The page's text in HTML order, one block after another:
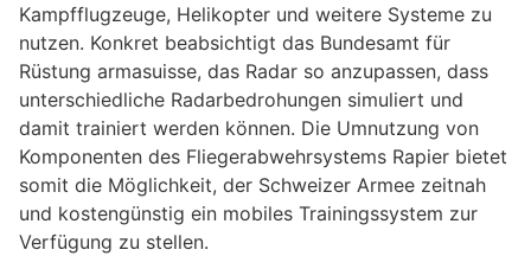
Kampfflugzeuge, Helikopter und weitere Systeme zu
nutzen. Konkret beabsichtigt das Bundesamt für
Rüstung armasuisse, das Radar so anzupassen, dass
unterschiedliche Radarbedrohungen simuliert und
damit trainiert werden können. Die Umnutzung von
Komponenten des Fliegerabwehrsystems Rapier bietet
somit die Möglichkeit, der Schweizer Armee zeitnah
und kostengünstig ein mobiles Trainingssystem zur
Verfügung zu stellen.